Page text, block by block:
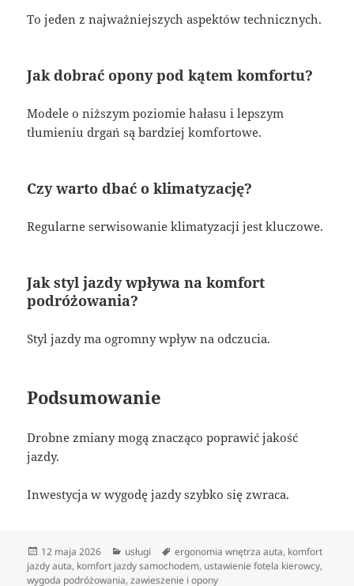
To jeden z najważniejszych aspektów technicznych.
Jak dobrać opony pod kątem komfortu?
Modele o niższym poziomie hałasu i lepszym
tłumieniu drgań są bardziej komfortowe.
Czy warto dbać o klimatyzację?
Regularne serwisowanie klimatyzacji jest kluczowe.
Jak styl jazdy wpływa na komfort
podróżowania?
Styl jazdy ma ogromny wpływ na odczucia.
Podsumowanie
Drobne zmiany mogą znacząco poprawić jakość
jazdy.
Inwestycja w wygodę jazdy szybko się zwraca.
Data
publikacji
12 maja 2026 Kategorie
usługi Tagi
ergonomia wnętrza auta, komfort
jazdy auta, komfort jazdy samochodem, ustawienie fotela kierowcy,
wygoda podróżowania,zawieszenie i opony